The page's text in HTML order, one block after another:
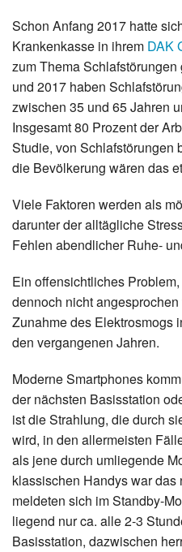
Schon Anfang 2017 hatte
Krankenkasse in ihrem DAK
zum Thema
und 2017 haben
zwischen 35 und 65 Jahren
Insgesamt 80 Prozent der
Studie, von Schlafstörungen
die Bevölkerung wären das
Viele Faktoren werden als
darunter der alltägliche
Fehlen abendlicher Ruhe-
Ein offensichtliches
dennoch nicht
Zunahme des Elektrosmogs
den vergangenen Jahren.
Moderne Smartphones
der nächsten Basisstation
ist die Strahlung, die durch
wird, in den allermeisten
als jene durch umliegende
klassischen Handys war
meldeten sich im Standby-
liegend nur ca. alle 2-3
Basisstation, dazwischen